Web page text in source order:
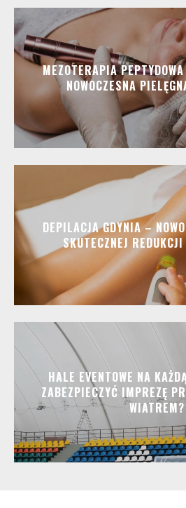
MEZOTERAPIA
NOWOCZESNA
DEPILACJA GDYNIA –
SKUTECZNEJ
HALE EVENTOWE NA
ZABEZPIECZYĆ IMPREZĘ
WIATREM?